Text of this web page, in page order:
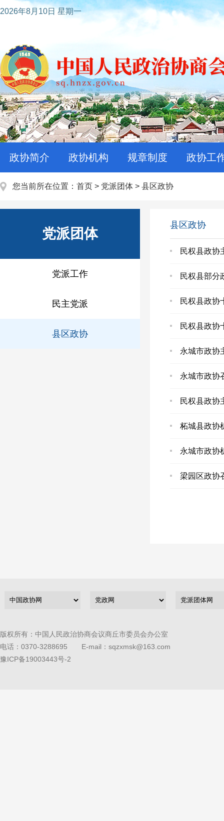
2026年8月10日 星期一
政协简介 政协机构 规章制度 政协工
您当前所在位置： 首页 > 党派团体 > 县区政协
党派团体
党派工作
民主党派
县区政协
县区政协
民权县政协
民权县部分
民权县政协
民权县政协
永城市政协
永城市政协
民权县政协
柘城县政协
永城市政协
梁园区政协
版权所有：中国人民政治协商会议商丘市委员会办公室
电话：0370-3288695 E-mail：sqzxmsk@163.com
豫ICP备19003443号-2